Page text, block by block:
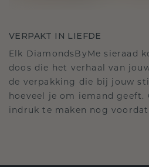
VERPAKT IN LIEFDE
Elk DiamondsByMe sieraad
doos die het verhaal van
de verpakking die bij jouw
hoeveel je om iemand geeft.
indruk te maken nog